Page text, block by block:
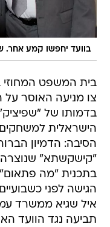
בוועד יחפשו קמע אחר.
בית המשפט המחוזי
צו מניעה האוסר
בדמותו של
הסיבה: הדמיון
בתכנית "מה פתאום".
הגישה לפני
איל שגיא ממשרד
תביעה נגד הוועד